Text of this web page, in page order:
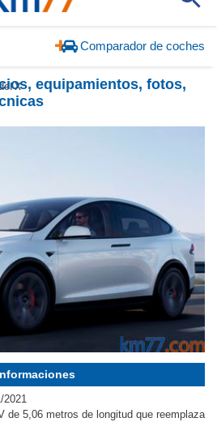
Comparador de coches
X
equipamientos, fotos,
2021
de 5,06 metros de longitud que reemplaza